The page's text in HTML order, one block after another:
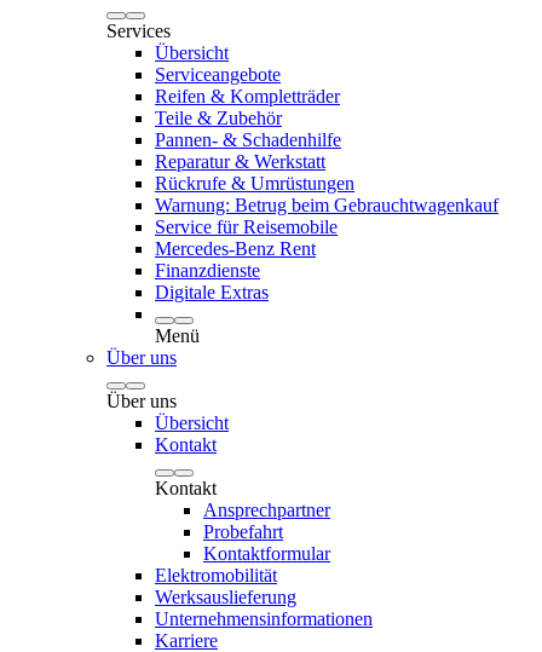
Services
Übersicht
Serviceangebote
Reifen & Kompletträder
Teile & Zubehör
Pannen- & Schadenhilfe
Reparatur & Werkstatt
Rückrufe & Umrüstungen
Warnung: Betrug beim Gebrauchtwagenkauf
Service für Reisemobile
Mercedes-Benz Rent
Finanzdienste
Digitale Extras
Menü
Über uns
Über uns
Übersicht
Kontakt
Kontakt
Ansprechpartner
Probefahrt
Kontaktformular
Elektromobilität
Werksauslieferung
Unternehmensinformationen
Karriere